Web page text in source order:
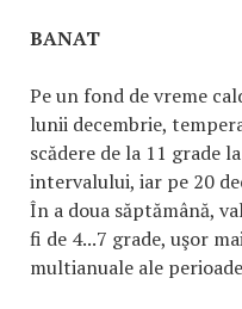
BANAT
Pe un fond de vreme
lunii decembrie,
scădere de la 11 grade
intervalului, iar pe 20
În a doua săptămână,
fi de 4...7 grade, uşor
multianuale ale